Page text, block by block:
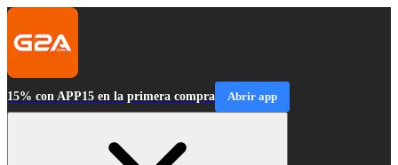
15% con APP15 en la primera compra Abrir app